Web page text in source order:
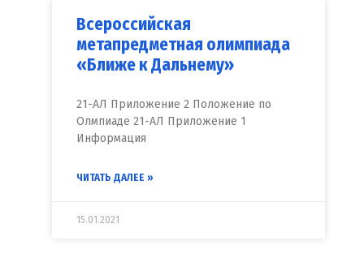
Всероссийская
метапредметная олимпиада
«Ближе к Дальнему»
21-АЛ Приложение 2 Положение по
Олмпиаде 21-АЛ Приложение 1
Информация
ЧИТАТЬ ДАЛЕЕ »
15.01.2021